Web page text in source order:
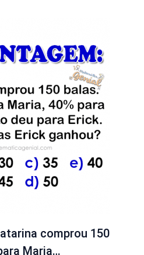
comprou 150
Maria…